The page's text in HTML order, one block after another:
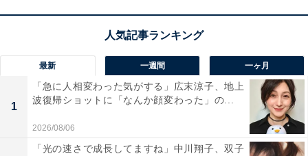
最新 一週間 一ヶ月
1
「急に人相変わった気がする」広末涼子、地上
波復帰ショットに「なんか顔変わった」の...
2026/08/06
「光の速さで成長してますね」中川翔子、双子